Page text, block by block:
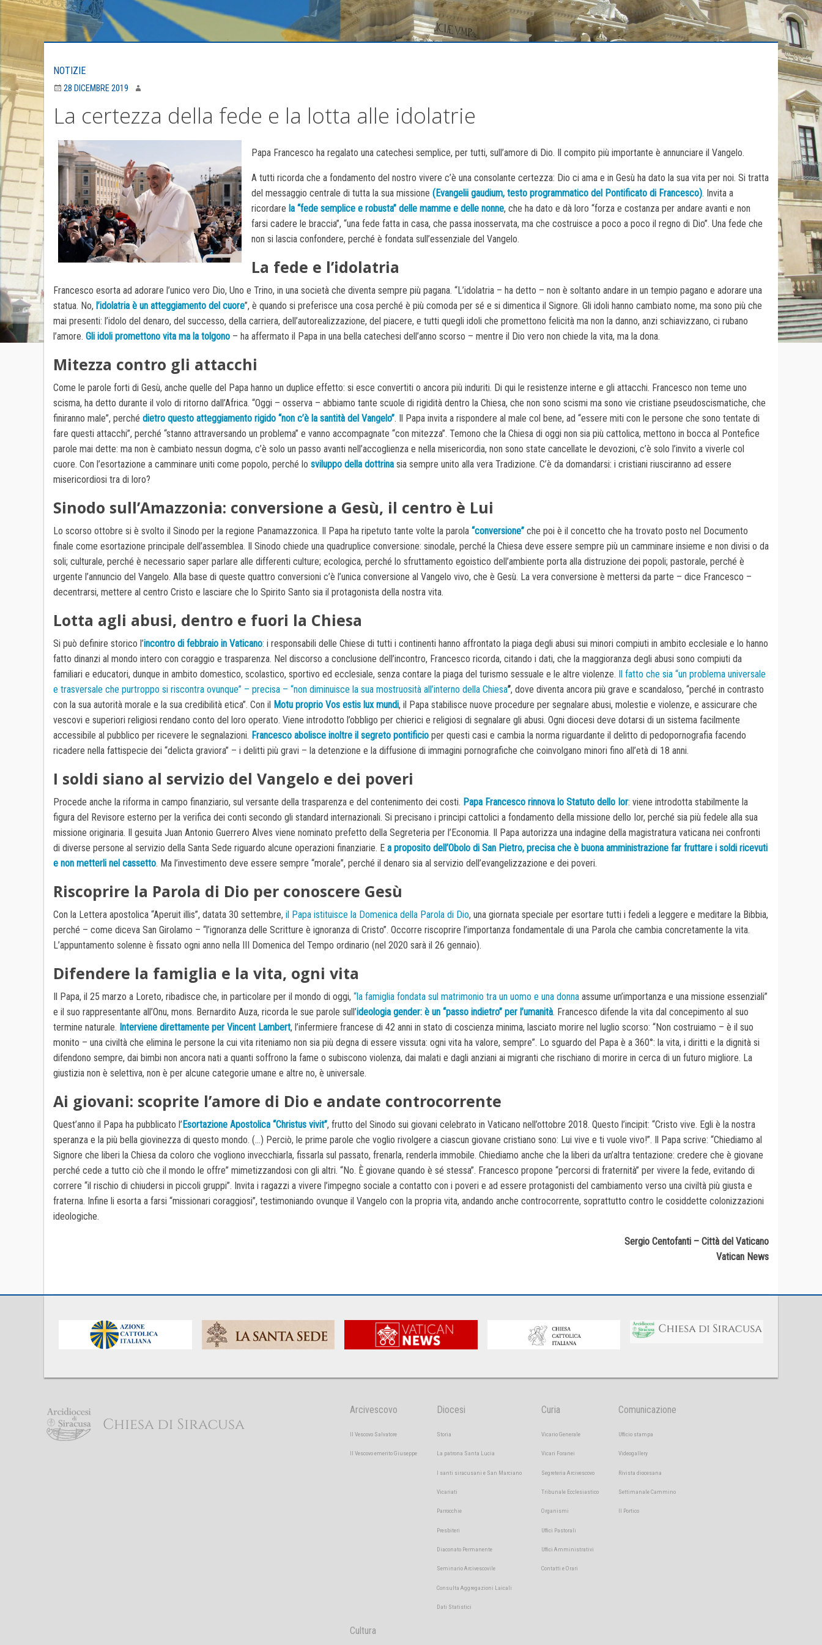
NOTIZIE
28 DICEMBRE 2019
La certezza della fede e la lotta alle idolatrie
Papa Francesco ha regalato una catechesi semplice, per tutti, sull’amore di Dio. Il compito più importante è annunciare il Vangelo.
A tutti ricorda che a fondamento del nostro vivere c’è una consolante certezza: Dio ci ama e in Gesù ha dato la sua vita per noi. Si tratta
del messaggio centrale di tutta la sua missione (Evangelii gaudium, testo programmatico del Pontificato di Francesco). Invita a
ricordare la “fede semplice e robusta” delle mamme e delle nonne, che ha dato e dà loro “forza e costanza per andare avanti e non
farsi cadere le braccia”, “una fede fatta in casa, che passa inosservata, ma che costruisce a poco a poco il regno di Dio”. Una fede che
non si lascia confondere, perché è fondata sull’essenziale del Vangelo.
La fede e l’idolatria
Francesco esorta ad adorare l’unico vero Dio, Uno e Trino, in una società che diventa sempre più pagana. “L’idolatria – ha detto – non è soltanto andare in un tempio pagano e adorare una
statua. No, l’idolatria è un atteggiamento del cuore”, è quando si preferisce una cosa perché è più comoda per sé e si dimentica il Signore. Gli idoli hanno cambiato nome, ma sono più che
mai presenti: l’idolo del denaro, del successo, della carriera, dell’autorealizzazione, del piacere, e tutti quegli idoli che promettono felicità ma non la danno, anzi schiavizzano, ci rubano
l’amore. Gli idoli promettono vita ma la tolgono – ha affermato il Papa in una bella catechesi dell’anno scorso – mentre il Dio vero non chiede la vita, ma la dona.
Mitezza contro gli attacchi
Come le parole forti di Gesù, anche quelle del Papa hanno un duplice effetto: si esce convertiti o ancora più induriti. Di qui le resistenze interne e gli attacchi. Francesco non teme uno
scisma, ha detto durante il volo di ritorno dall’Africa. “Oggi – osserva – abbiamo tante scuole di rigidità dentro la Chiesa, che non sono scismi ma sono vie cristiane pseudoscismatiche, che
finiranno male”, perché dietro questo atteggiamento rigido “non c’è la santità del Vangelo”. Il Papa invita a rispondere al male col bene, ad “essere miti con le persone che sono tentate di
fare questi attacchi”, perché “stanno attraversando un problema” e vanno accompagnate “con mitezza”. Temono che la Chiesa di oggi non sia più cattolica, mettono in bocca al Pontefice
parole mai dette: ma non è cambiato nessun dogma, c’è solo un passo avanti nell’accoglienza e nella misericordia, non sono state cancellate le devozioni, c’è solo l’invito a viverle col
cuore. Con l’esortazione a camminare uniti come popolo, perché lo sviluppo della dottrina sia sempre unito alla vera Tradizione. C’è da domandarsi: i cristiani riusciranno ad essere
misericordiosi tra di loro?
Sinodo sull’Amazzonia: conversione a Gesù, il centro è Lui
Lo scorso ottobre si è svolto il Sinodo per la regione Panamazzonica. Il Papa ha ripetuto tante volte la parola “conversione” che poi è il concetto che ha trovato posto nel Documento
finale come esortazione principale dell’assemblea. Il Sinodo chiede una quadruplice conversione: sinodale, perché la Chiesa deve essere sempre più un camminare insieme e non divisi o da
soli; culturale, perché è necessario saper parlare alle differenti culture; ecologica, perché lo sfruttamento egoistico dell’ambiente porta alla distruzione dei popoli; pastorale, perché è
urgente l’annuncio del Vangelo. Alla base di queste quattro conversioni c’è l’unica conversione al Vangelo vivo, che è Gesù. La vera conversione è mettersi da parte – dice Francesco –
decentrarsi, mettere al centro Cristo e lasciare che lo Spirito Santo sia il protagonista della nostra vita.
Lotta agli abusi, dentro e fuori la Chiesa
Si può definire storico l’incontro di febbraio in Vaticano: i responsabili delle Chiese di tutti i continenti hanno affrontato la piaga degli abusi sui minori compiuti in ambito ecclesiale e lo hanno
fatto dinanzi al mondo intero con coraggio e trasparenza. Nel discorso a conclusione dell’incontro, Francesco ricorda, citando i dati, che la maggioranza degli abusi sono compiuti da
familiari e educatori, dunque in ambito domestico, scolastico, sportivo ed ecclesiale, senza contare la piaga del turismo sessuale e le altre violenze. Il fatto che sia “un problema universale
e trasversale che purtroppo si riscontra ovunque” – precisa – “non diminuisce la sua mostruosità all’interno della Chiesa”, dove diventa ancora più grave e scandaloso, “perché in contrasto
con la sua autorità morale e la sua credibilità etica”. Con il Motu proprio Vos estis lux mundi, il Papa stabilisce nuove procedure per segnalare abusi, molestie e violenze, e assicurare che
vescovi e superiori religiosi rendano conto del loro operato. Viene introdotto l’obbligo per chierici e religiosi di segnalare gli abusi. Ogni diocesi deve dotarsi di un sistema facilmente
accessibile al pubblico per ricevere le segnalazioni. Francesco abolisce inoltre il segreto pontificio per questi casi e cambia la norma riguardante il delitto di pedopornografia facendo
ricadere nella fattispecie dei “delicta graviora” – i delitti più gravi – la detenzione e la diffusione di immagini pornografiche che coinvolgano minori fino all’età di 18 anni.
I soldi siano al servizio del Vangelo e dei poveri
Procede anche la riforma in campo finanziario, sul versante della trasparenza e del contenimento dei costi. Papa Francesco rinnova lo Statuto dello Ior: viene introdotta stabilmente la
figura del Revisore esterno per la verifica dei conti secondo gli standard internazionali. Si precisano i principi cattolici a fondamento della missione dello Ior, perché sia più fedele alla sua
missione originaria. Il gesuita Juan Antonio Guerrero Alves viene nominato prefetto della Segreteria per l’Economia. Il Papa autorizza una indagine della magistratura vaticana nei confronti
di diverse persone al servizio della Santa Sede riguardo alcune operazioni finanziarie. E a proposito dell’Obolo di San Pietro, precisa che è buona amministrazione far fruttare i soldi ricevuti
e non metterli nel cassetto. Ma l’investimento deve essere sempre “morale”, perché il denaro sia al servizio dell’evangelizzazione e dei poveri.
Riscoprire la Parola di Dio per conoscere Gesù
Con la Lettera apostolica “Aperuit illis”, datata 30 settembre, il Papa istituisce la Domenica della Parola di Dio, una giornata speciale per esortare tutti i fedeli a leggere e meditare la Bibbia,
perché – come diceva San Girolamo – “l’ignoranza delle Scritture è ignoranza di Cristo”. Occorre riscoprire l’importanza fondamentale di una Parola che cambia concretamente la vita.
L’appuntamento solenne è fissato ogni anno nella III Domenica del Tempo ordinario (nel 2020 sarà il 26 gennaio).
Difendere la famiglia e la vita, ogni vita
Il Papa, il 25 marzo a Loreto, ribadisce che, in particolare per il mondo di oggi, “la famiglia fondata sul matrimonio tra un uomo e una donna assume un’importanza e una missione essenziali”
e il suo rappresentante all’Onu, mons. Bernardito Auza, ricorda le sue parole sull’ideologia gender: è un “passo indietro” per l’umanità. Francesco difende la vita dal concepimento al suo
termine naturale. Interviene direttamente per Vincent Lambert, l’infermiere francese di 42 anni in stato di coscienza minima, lasciato morire nel luglio scorso: “Non costruiamo – è il suo
monito – una civiltà che elimina le persone la cui vita riteniamo non sia più degna di essere vissuta: ogni vita ha valore, sempre”. Lo sguardo del Papa è a 360°: la vita, i diritti e la dignità si
difendono sempre, dai bimbi non ancora nati a quanti soffrono la fame o subiscono violenza, dai malati e dagli anziani ai migranti che rischiano di morire in cerca di un futuro migliore. La
giustizia non è selettiva, non è per alcune categorie umane e altre no, è universale.
Ai giovani: scoprite l’amore di Dio e andate controcorrente
Quest’anno il Papa ha pubblicato l’Esortazione Apostolica “Christus vivit”, frutto del Sinodo sui giovani celebrato in Vaticano nell’ottobre 2018. Questo l’incipit: “Cristo vive. Egli è la nostra
speranza e la più bella giovinezza di questo mondo. (…) Perciò, le prime parole che voglio rivolgere a ciascun giovane cristiano sono: Lui vive e ti vuole vivo!”. Il Papa scrive: “Chiediamo al
Signore che liberi la Chiesa da coloro che vogliono invecchiarla, fissarla sul passato, frenarla, renderla immobile. Chiediamo anche che la liberi da un’altra tentazione: credere che è giovane
perché cede a tutto ciò che il mondo le offre” mimetizzandosi con gli altri. “No. È giovane quando è sé stessa”. Francesco propone “percorsi di fraternità” per vivere la fede, evitando di
correre “il rischio di chiudersi in piccoli gruppi”. Invita i ragazzi a vivere l’impegno sociale a contatto con i poveri e ad essere protagonisti del cambiamento verso una civiltà più giusta e
fraterna. Infine li esorta a farsi “missionari coraggiosi”, testimoniando ovunque il Vangelo con la propria vita, andando anche controcorrente, soprattutto contro le cosiddette colonizzazioni
ideologiche.
Sergio Centofanti – Città del Vaticano
Vatican News
Arcivescovo
Il Vescovo Salvatore
Il Vescovo emerito Giuseppe
Diocesi
Storia
La patrona Santa Lucia
I santi siracusani e San Marciano
Vicariati
Parrocchie
Presbiteri
Diaconato Permanente
Seminario Arcivescovile
Consulta Aggregazioni Laicali
Dati Statistici
Curia
Vicario Generale
Vicari Foranei
Segreteria Arcivescovo
Tribunale Ecclesiastico
Organismi
Uffici Pastorali
Uffici Amministrativi
Contatti e Orari
Comunicazione
Ufficio stampa
Videogallery
Rivista diocesana
Settimanale Cammino
Il Portico
Cultura